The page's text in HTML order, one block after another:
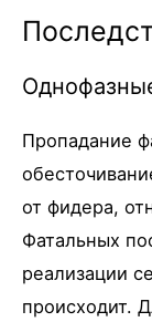
Пропадание
от фидера,
Фатальных
реализации
происходит.